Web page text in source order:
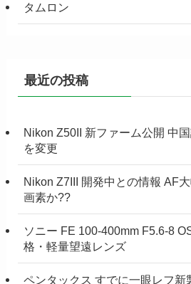
タムロン
最近の投稿
Nikon Z50II 新ファーム公開 中
を変更
Nikon Z7III 開発中との情報 AF
画素か??
ソニー FE 100-400mm F5.6-8
格・軽量望遠レンズ
ペンタックス すでに一眼レフ新